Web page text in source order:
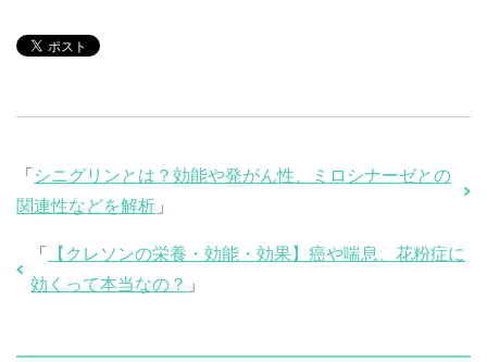
「 シニグリンとは？効能や発がん性、ミロシナーゼとの
関連性などを解析 」
「
【クレソンの栄養・効能・効果】癌や喘息、花粉症に
効くって本当なの？ 」